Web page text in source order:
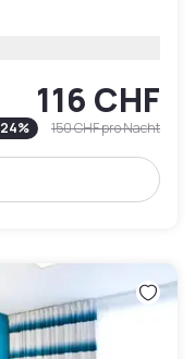
116 CHF
24% 150 CHFpro Nacht